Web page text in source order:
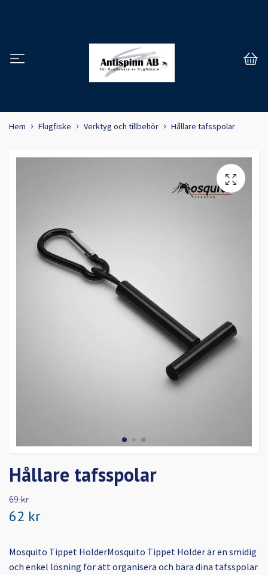
Hem Flugfiske Verktyg och tillbehör Hållare tafsspolar
Hållare tafsspolar
69 kr
62 kr
Mosquito Tippet HolderMosquito Tippet Holder är en smidig
och enkel lösning för att organisera och bära dina tafsspolar